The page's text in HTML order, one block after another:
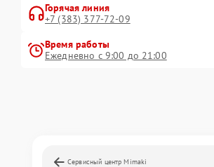
Горячая линия
+7 (383) 377-72-09
Время работы
Ежедневно с 9:00 до 21:00
Сервисный центр Mimaki